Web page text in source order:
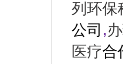
列环保
公司 ,
医疗合